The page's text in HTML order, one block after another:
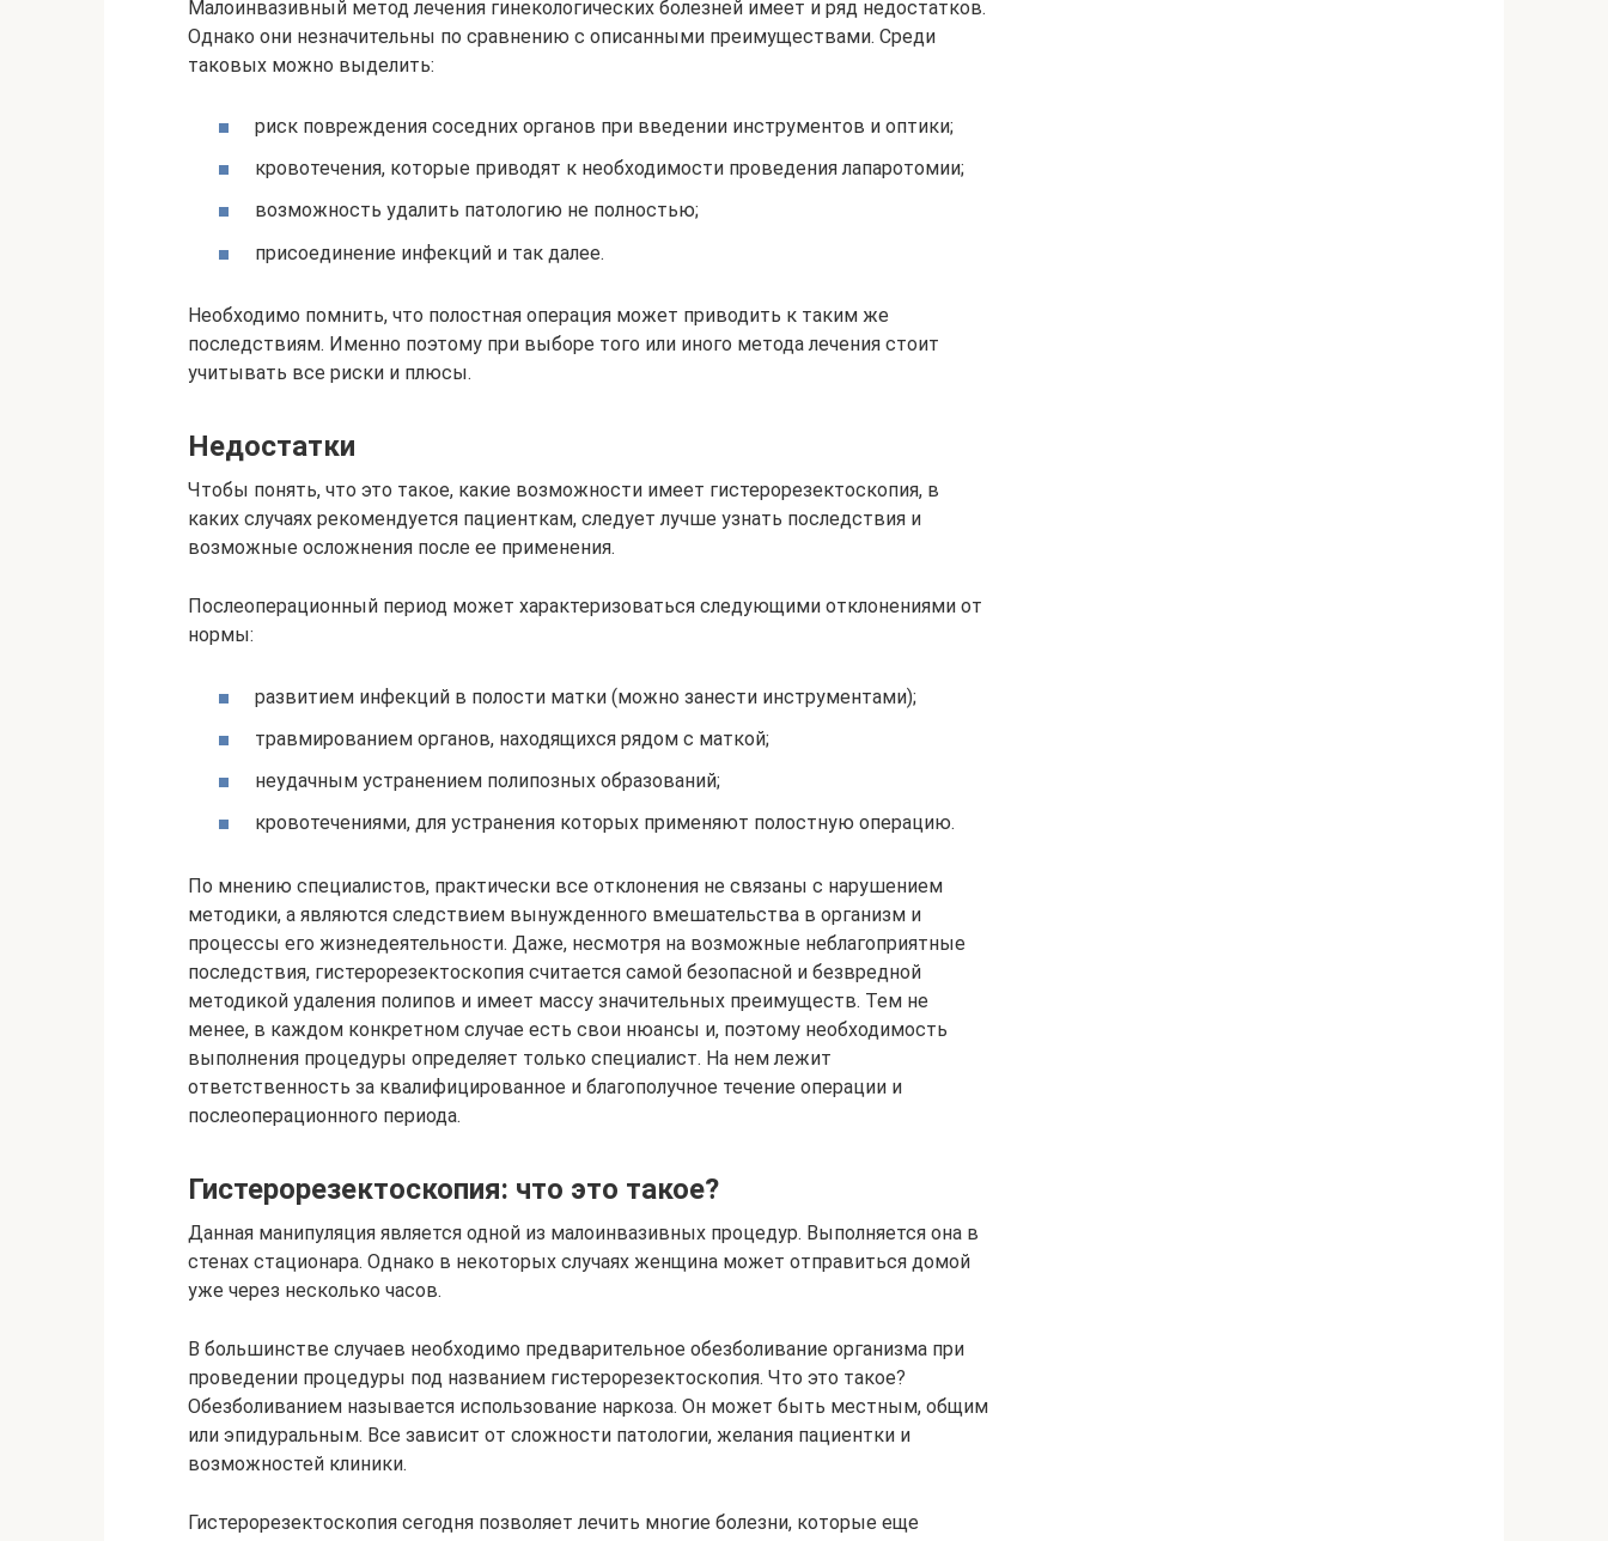
Малоинвазивный метод лечения гинекологических болезней имеет и ряд недостатков.
Однако они незначительны по сравнению с описанными преимуществами. Среди
таковых можно выделить:
риск повреждения соседних органов при введении инструментов и оптики;
кровотечения, которые приводят к необходимости проведения лапаротомии;
возможность удалить патологию не полностью;
присоединение инфекций и так далее.
Необходимо помнить, что полостная операция может приводить к таким же
последствиям. Именно поэтому при выборе того или иного метода лечения стоит
учитывать все риски и плюсы.
Недостатки
Чтобы понять, что это такое, какие возможности имеет гистерорезектоскопия, в
каких случаях рекомендуется пациенткам, следует лучше узнать последствия и
возможные осложнения после ее применения.
Послеоперационный период может характеризоваться следующими отклонениями от
нормы:
развитием инфекций в полости матки (можно занести инструментами);
травмированием органов, находящихся рядом с маткой;
неудачным устранением полипозных образований;
кровотечениями, для устранения которых применяют полостную операцию.
По мнению специалистов, практически все отклонения не связаны с нарушением
методики, а являются следствием вынужденного вмешательства в организм и
процессы его жизнедеятельности. Даже, несмотря на возможные неблагоприятные
последствия, гистерорезектоскопия считается самой безопасной и безвредной
методикой удаления полипов и имеет массу значительных преимуществ. Тем не
менее, в каждом конкретном случае есть свои нюансы и, поэтому необходимость
выполнения процедуры определяет только специалист. На нем лежит
ответственность за квалифицированное и благополучное течение операции и
послеоперационного периода.
Гистерорезектоскопия: что это такое?
Данная манипуляция является одной из малоинвазивных процедур. Выполняется она в
стенах стационара. Однако в некоторых случаях женщина может отправиться домой
уже через несколько часов.
В большинстве случаев необходимо предварительное обезболивание организма при
проведении процедуры под названием гистерорезектоскопия. Что это такое?
Обезболиванием называется использование наркоза. Он может быть местным, общим
или эпидуральным. Все зависит от сложности патологии, желания пациентки и
возможностей клиники.
Гистерорезектоскопия сегодня позволяет лечить многие болезни, которые еще